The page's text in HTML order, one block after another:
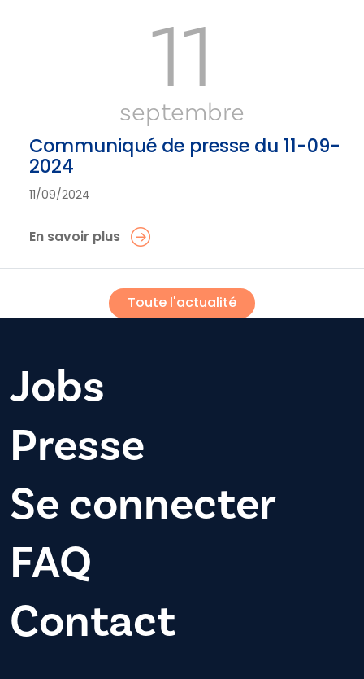
11
septembre
Communiqué de presse du 11-09-
2024
11/09/2024
En savoir plus
Toute l'actualité
Jobs
Presse
Se connecter
FAQ
Contact